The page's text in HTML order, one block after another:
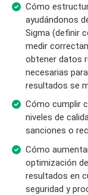
Cómo
ayudándonos
Sigma (definir
medir
obtener datos
necesarias
resultados se
Cómo cumplir
niveles de
sanciones o
Cómo
optimización
resultados en
seguridad y